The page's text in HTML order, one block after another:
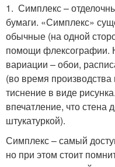
1. Симплекс –
бумаги. «Симплекс»
обычные (на одной
помощи флексографии.
вариации – обои,
(во время производства
тиснение в виде
впечатление, что стена
штукатуркой).
Симплекс – самый
но при этом стоит